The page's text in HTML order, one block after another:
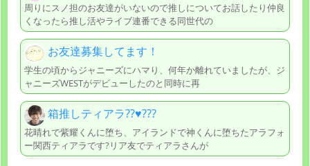
周りにスノ担のお友達がいないので推しについてお話したり仲良
くなったら推し活やライブ連番できる同世代の
お友達募集してます‎！
学生の頃からジャニーズにハマり、何年か離れていましたが、ジ
ャニーズWESTがデビューしたのと同時に再
箱推しティアラ??♥️???
花晴れで紫耀くんに堕ち、アイランドで神くんに堕ちたアラフォ
ー関西ティアラです?リア友でティアラさんが